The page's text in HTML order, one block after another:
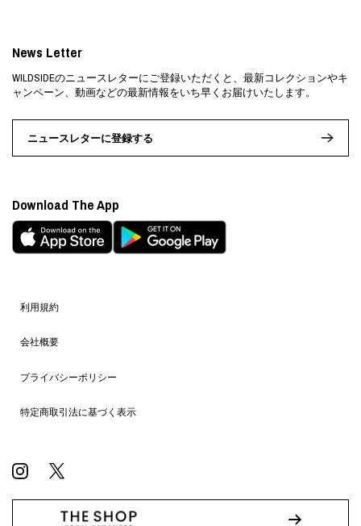
利用規約
会社概要
プライバシーポリシー
特定商取引法に基づく表示
News Letter
WILDSIDEのニュースレターにご登録いただくと、最新コレクションやキ
ャンペーン、動画などの最新情報をいち早くお届けいたします。
ニュースレターに登録する
Download The App